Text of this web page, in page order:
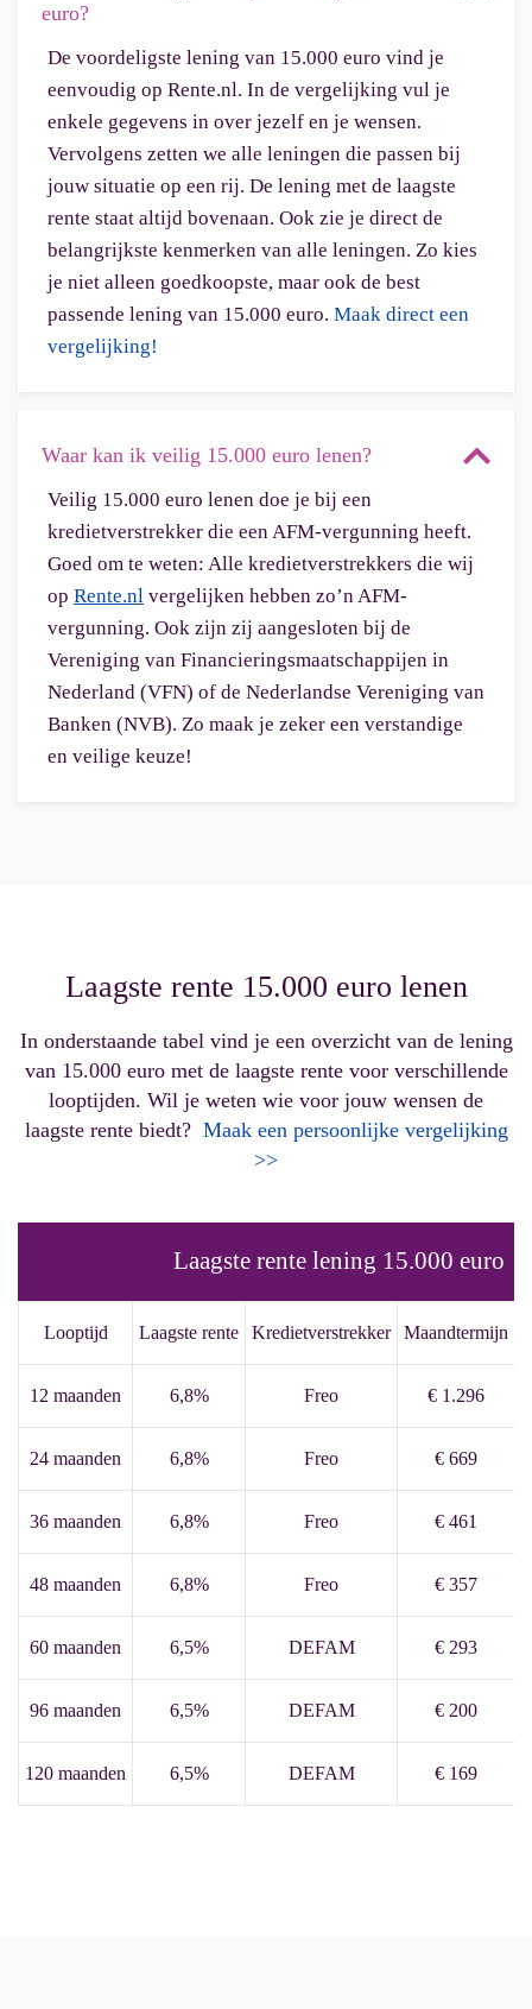
euro?
De voordeligste lening van 15.000 euro vind je
eenvoudig op Rente.nl. In de vergelijking vul je
enkele gegevens in over jezelf en je wensen.
Vervolgens zetten we alle leningen die passen bij
jouw situatie op een rij. De lening met de laagste
rente staat altijd bovenaan. Ook zie je direct de
belangrijkste kenmerken van alle leningen. Zo kies
je niet alleen goedkoopste, maar ook de best
passende lening van 15.000 euro. Maak direct een
vergelijking!
Waar kan ik veilig 15.000 euro lenen?
Veilig 15.000 euro lenen doe je bij een
kredietverstrekker die een AFM-vergunning heeft.
Goed om te weten: Alle kredietverstrekkers die wij
op Rente.nl vergelijken hebben zo’n AFM-
vergunning. Ook zijn zij aangesloten bij de
Vereniging van Financieringsmaatschappijen in
Nederland (VFN) of de Nederlandse Vereniging van
Banken (NVB). Zo maak je zeker een verstandige
en veilige keuze!
Laagste rente 15.000 euro lenen
In onderstaande tabel vind je een overzicht van de lening
van 15.000 euro met de laagste rente voor verschillende
looptijden. Wil je weten wie voor jouw wensen de
laagste rente biedt? Maak een persoonlijke vergelijking
>>
Laagste rente lening 15.000 euro
Looptijd Laagste rente Kredietverstrekker Maandtermijn
12 maanden 6,8% Freo € 1.296
24 maanden 6,8% Freo € 669
36 maanden 6,8% Freo € 461
48 maanden 6,8% Freo € 357
60 maanden 6,5% DEFAM € 293
96 maanden 6,5% DEFAM € 200
120 maanden 6,5% DEFAM € 169